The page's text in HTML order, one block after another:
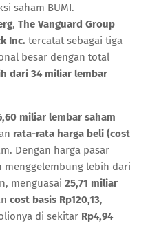
saham BUMI.
, The Vanguard Group
Inc. tercatat sebagai tiga
besar dengan total
dari 34 miliar lembar
miliar lembar saham
rata-rata harga beli (cost
Dengan harga pasar
menggelembung lebih dari
menguasai 25,71 miliar
cost basis Rp120,13,
di sekitar Rp4,94